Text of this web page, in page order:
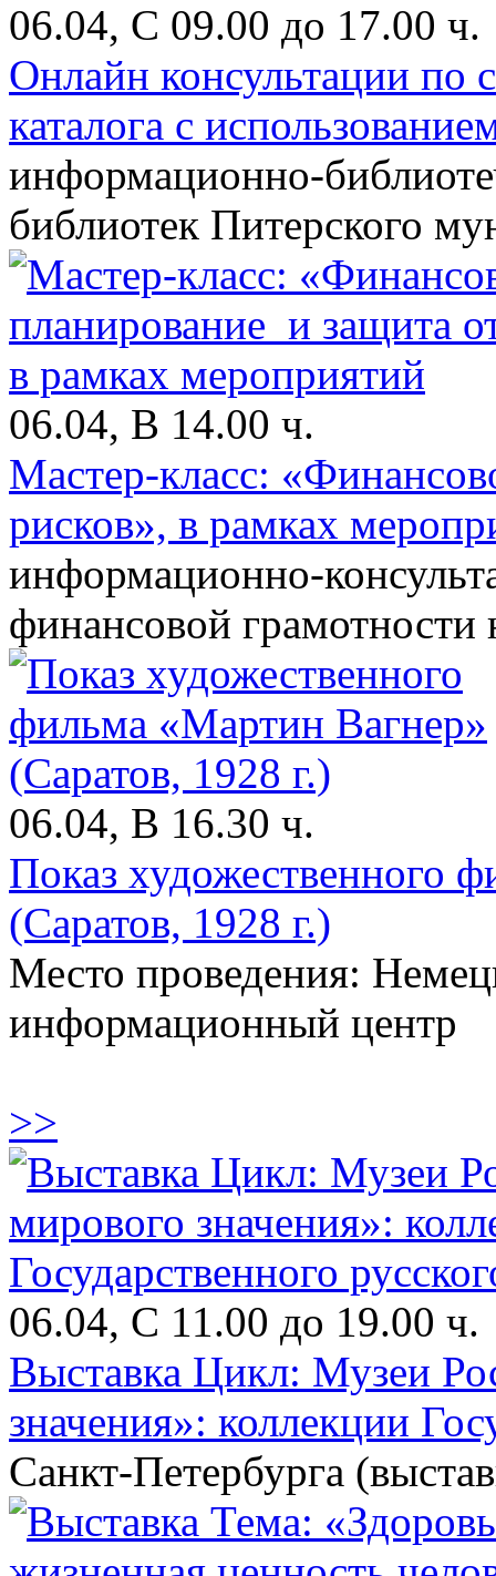
06.04, С 09.00 до 17.00 ч.
Онлайн консультации по
каталога с
информационно-
библиотек Питерского
06.04, В 14.00 ч.
Мастер-класс:
рисков», в рамках
информационно-
финансовой грамотности
06.04, В 16.30 ч.
Показ художественного
(Саратов, 1928 г.)
Место проведения:
информационный центр
>>
06.04, С 11.00 до 19.00 ч.
Выставка Цикл: Музеи
значения»: коллекции
Санкт-Петербурга